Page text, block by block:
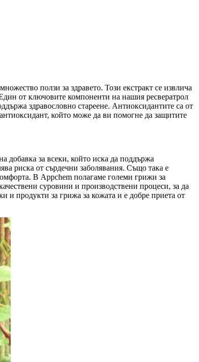
ползи за здравето. Този екстракт се извлича
от ключовите компоненти на нашия ресвератрол
здравословно стареене. Антиоксидантите са от
който може да ви помогне да защитите
добавка за всеки, който иска да поддържа
риска от сърдечни заболявания. Също така е
В Appchem полагаме големи грижи за
суровини и производствени процеси, за да
и продукти за грижа за кожата и е добре приета от